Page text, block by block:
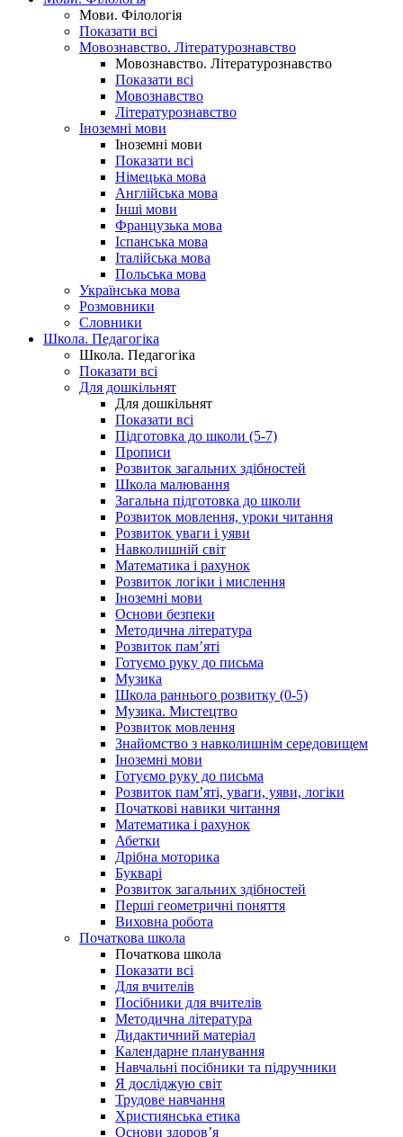
Мови. Філологія
Показати всі
Мовознавство. Літературознавство
Мовознавство. Літературознавство
Показати всі
Мовознавство
Літературознавство
Іноземні мови
Іноземні мови
Показати всі
Німецька мова
Англійська мова
Інші мови
Французька мова
Іспанська мова
Італійська мова
Польська мова
Українська мова
Розмовники
Словники
Школа. Педагогіка
Школа. Педагогіка
Показати всі
Для дошкільнят
Для дошкільнят
Показати всі
Підготовка до школи (5-7)
Прописи
Розвиток загальних здібностей
Школа малювання
Загальна підготовка до школи
Розвиток мовлення, уроки читання
Розвиток уваги і уяви
Навколишній світ
Математика і рахунок
Розвиток логіки і мислення
Іноземні мови
Основи безпеки
Методична література
Розвиток пам’яті
Готуємо руку до письма
Музика
Школа раннього розвитку (0-5)
Музика. Мистецтво
Розвиток мовлення
Знайомство з навколишнім середовищем
Іноземні мови
Готуємо руку до письма
Розвиток пам’яті, уваги, уяви, логіки
Початкові навики читання
Математика і рахунок
Абетки
Дрібна моторика
Букварі
Розвиток загальних здібностей
Перші геометричні поняття
Виховна робота
Початкова школа
Початкова школа
Показати всі
Для вчителів
Посібники для вчителів
Методична література
Дидактичний матеріал
Календарне планування
Навчальні посібники та підручники
Я досліджую світ
Трудове навчання
Християнська етика
Основи здоров’я